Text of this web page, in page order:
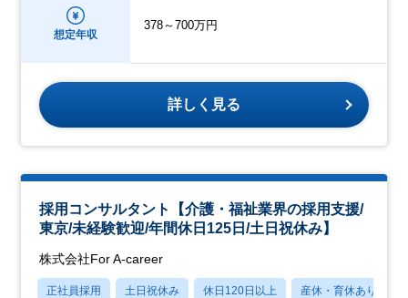
想定年収
378～700万円
詳しく見る
採用コンサルタント【介護・福祉業界の採用支援/
東京/未経験歓迎/年間休日125日/土日祝休み】
株式会社For A-career
正社員採用 土日祝休み 休日120日以上 産休・育休あり